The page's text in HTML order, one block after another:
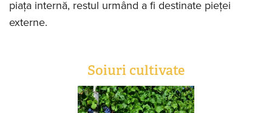
piaţa internă, restul urmând a fi destinate pieţei
externe.
Soiuri cultivate